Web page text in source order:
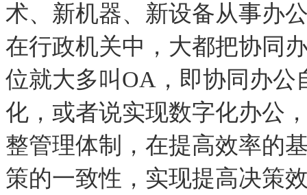
术、新机器、新设备从事办
在行政机关中，大都把协同
位就大多叫OA，即协同办
化，或者说实现数字化办公
整管理体制，在提高效率的
策的一致性，实现提高决策